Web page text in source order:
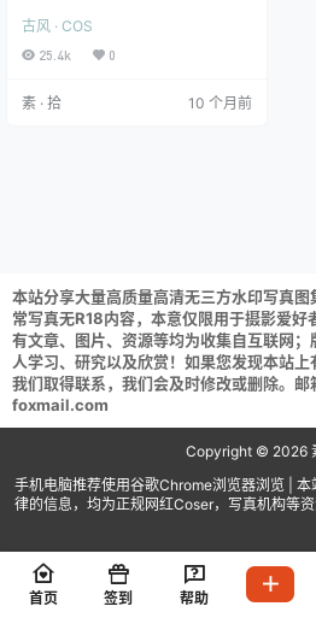
P 129MB] 芝士好椰 NO.109 涞觅 牛
奶吐司光腿神器 [4P 30MB] 芝士好
椰 NO.107 20240628 【128】桃小
古风 · COS
25.4k 0
素 · 拾 10 个月前
本站分享大量高质量高清无三方水印写真
常写真无R18内容，本意仅限用于摄影爱
有文章、图片、资源等均为收集自互联网
人学习、研究以及欣赏！如果您发现本站
我们取得联系，我们会及时修改或删除。
foxmail.com
Copyright © 2026
手机电脑推荐使用谷歌Chrome浏览器浏览 |
律的信息，均为正规网红Coser，写真机构等资
首页 签到 帮助